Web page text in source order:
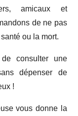
amicaux et
de ne pas
ou la mort.
consulter une
dépenser de
!
vous donne la